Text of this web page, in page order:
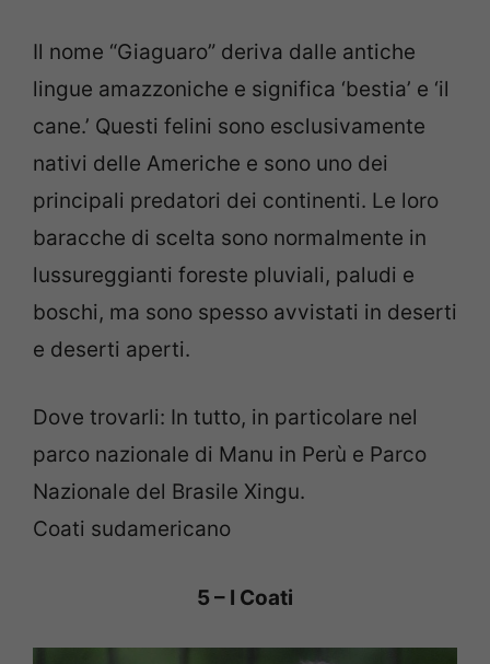
Il nome “Giaguaro” deriva dalle antiche
lingue amazzoniche e significa ‘bestia’ e ‘il
cane.’ Questi felini sono esclusivamente
nativi delle Americhe e sono uno dei
principali predatori dei continenti. Le loro
baracche di scelta sono normalmente in
lussureggianti foreste pluviali, paludi e
boschi, ma sono spesso avvistati in deserti
e deserti aperti.
Dove trovarli: In tutto, in particolare nel
parco nazionale di Manu in Perù e Parco
Nazionale del Brasile Xingu.
Coati sudamericano
5 – I Coati